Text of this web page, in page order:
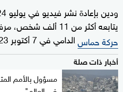
يتابعه أكثر من 11 ألف شخص، مرفقا بتعليق يصف هجوم
حركة حماسالدامي في 7 أكتوبر 2023 بأنه "دفاع مشروع".
أخبار ذات صلة
مسؤول بالأمم